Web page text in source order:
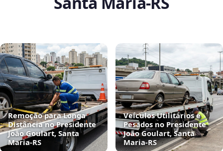
Remoção para Longa
Distância no Presidente
João Goulart, Santa
Maria‑RS
Veículos Utilitários e
Pesados no Presidente
João Goulart, Santa
Maria‑RS